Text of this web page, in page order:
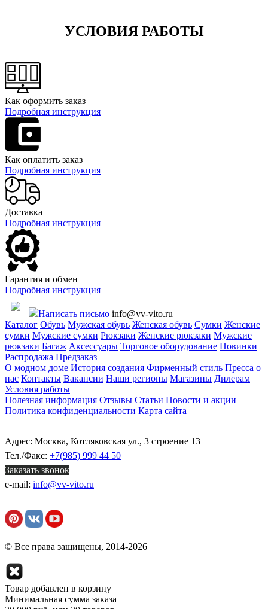
УСЛОВИЯ РАБОТЫ
Как оформить заказ
Подробная инструкция
Как оплатить заказ
Подробная инструкция
Доставка
Подробная инструкция
Гарантия и обмен
Подробная инструкция
Написать письмо info@vv-vito.ru
Каталог Обувь Мужская обувь Женская обувь Сумки Женские
сумки Мужские сумки Рюкзаки Женские рюкзаки Мужские
рюкзаки Багаж Аксессуары Торговое оборудование Новинки
Распродажа Предзаказ
О модном доме История создания Фирменный стиль Пресса о
нас Контакты Вакансии Наши регионы Магазины Дилерам
Условия работы
Полезная информация Отзывы Статьи Новости и акции
Политика конфиденциальности Карта сайта
Адрес: Москва, Котляковская ул., 3 строение 13
Тел./Факс: +7(985) 999 44 50
Заказать звонок
e-mail: info@vv-vito.ru
© Все права защищены, 2014-2026
Товар добавлен в корзину
Минимальная сумма заказа